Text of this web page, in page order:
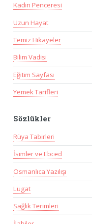
Kadın Penceresi
Uzun Hayat
Temiz Hikayeler
Bilim Vadisi
Eğitim Sayfası
Yemek Tarifleri
Sözlükler
Rüya Tabirleri
İsimler ve Ebced
Osmanlıca Yazılışı
Lugat
Sağlık Terimleri